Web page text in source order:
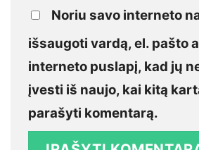
Noriu savo interneto
išsaugoti vardą, el. pašto
interneto puslapį, kad jų
įvesti iš naujo, kai kitą
parašyti komentarą.